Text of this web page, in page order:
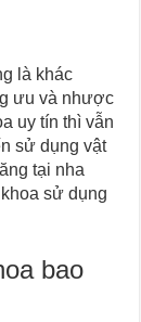
là khác
ưu và nhược
uy tín thì vẫn
sử dụng vật
tại nha
sử dụng
bao